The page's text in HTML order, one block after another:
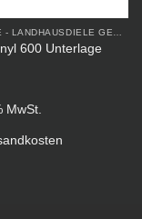
600 Unterlage
MwSt.